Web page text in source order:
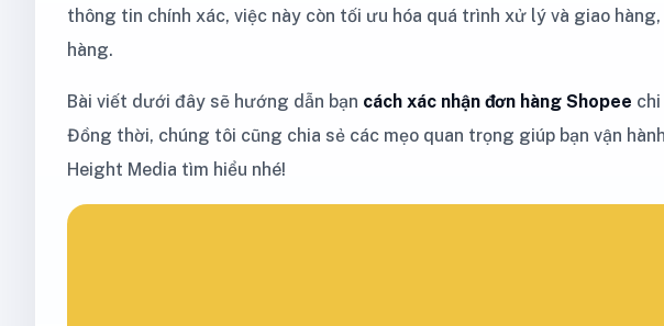
thông tin chính xác, việc này còn tối ưu hóa quá trình xử lý và giao
hàng.
Bài viết dưới đây sẽ hướng dẫn bạn cách xác nhận đơn hàng Shopee
Đồng thời, chúng tôi cũng chia sẻ các mẹo quan trọng giúp bạn vận
Height Media tìm hiểu nhé!